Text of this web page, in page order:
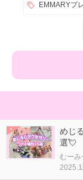
EMMARYプ
めじ
選💘
むーみ